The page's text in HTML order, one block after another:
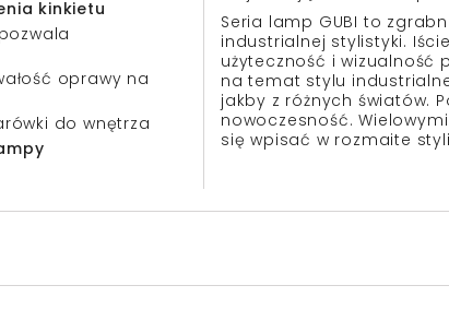
kinkietu
pozwala
oprawy na
do wnętrza
Seria lamp GUBI to
industrialnej stylistyki.
użyteczność i wizualność
na temat stylu
jakby z różnych światów.
nowoczesność.
się wpisać w rozmaite